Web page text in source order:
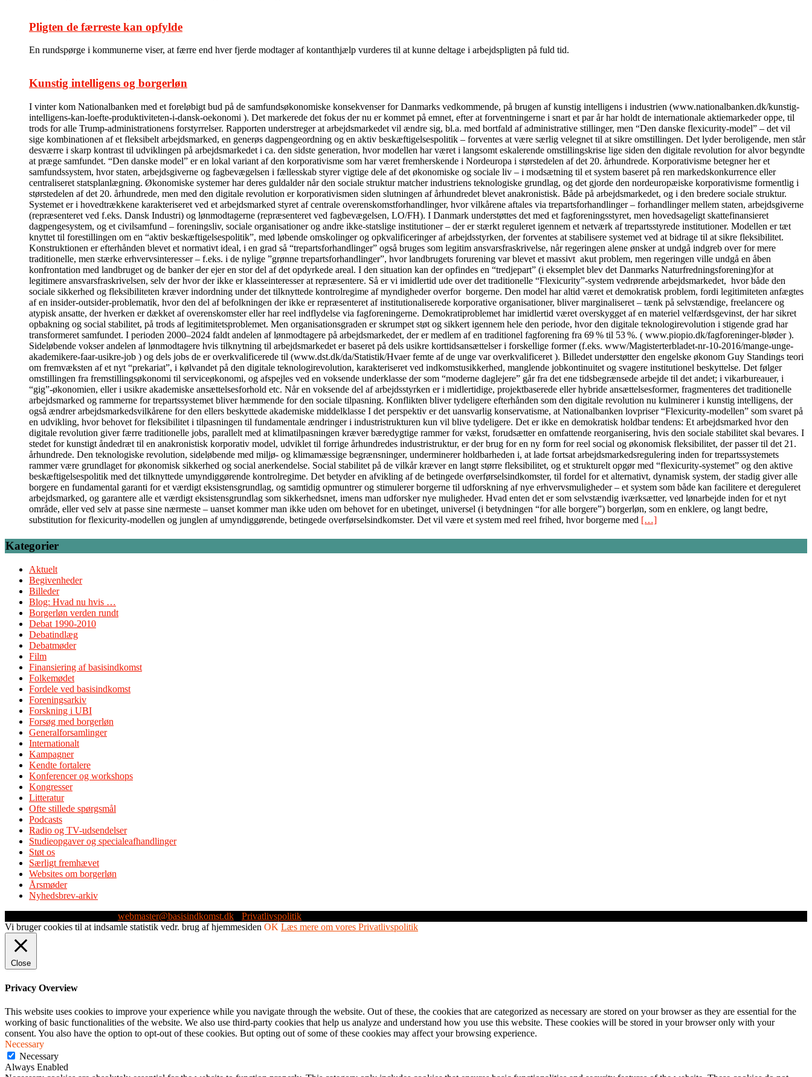
Pligten de færreste kan opfylde
En rundspørge i kommunerne viser, at færre end hver fjerde modtager af kontanthjælp vurderes til at kunne deltage i arbejdspligten på fuld tid.
Kunstig intelligens og borgerløn
I vinter kom Nationalbanken med et foreløbigt bud på de samfundsøkonomiske konsekvenser for Danmarks vedkommende, på brugen af kunstig intelligens i industrien (www.nationalbanken.dk/kunstig-
intelligens-kan-loefte-produktiviteten-i-dansk-oekonomi ). Det markerede det fokus der nu er kommet på emnet, efter at forventningerne i snart et par år har holdt de internationale aktiemarkeder oppe, til
trods for alle Trump-administrationens forstyrrelser. Rapporten understreger at arbejdsmarkedet vil ændre sig, bl.a. med bortfald af administrative stillinger, men “Den danske flexicurity-model” – det vil
sige kombinationen af et fleksibelt arbejdsmarked, en generøs dagpengeordning og en aktiv beskæftigelsespolitik – forventes at være særlig velegnet til at sikre omstillingen. Det lyder beroligende, men står
desværre i skarp kontrast til udviklingen på arbejdsmarkedet i ca. den sidste generation, hvor modellen har været i langsomt eskalerende omstillingskrise lige siden den digitale revolution for alvor begyndte
at præge samfundet. “Den danske model” er en lokal variant af den korporativisme som har været fremherskende i Nordeuropa i størstedelen af det 20. århundrede. Korporativisme betegner her et
samfundssystem, hvor staten, arbejdsgiverne og fagbevægelsen i fællesskab styrer vigtige dele af det økonomiske og sociale liv – i modsætning til et system baseret på ren markedskonkurrence eller
centraliseret statsplanlægning. Økonomiske systemer har deres guldalder når den sociale struktur matcher industriens teknologiske grundlag, og det gjorde den nordeuropæiske korporativisme formentlig i
størstedelen af det 20. århundrede, men med den digitale revolution er korporativismen siden slutningen af århundredet blevet anakronistisk. Både på arbejdsmarkedet, og i den bredere sociale struktur.
Systemet er i hovedtrækkene karakteriseret ved et arbejdsmarked styret af centrale overenskomstforhandlinger, hvor vilkårene aftales via trepartsforhandlinger – forhandlinger mellem staten, arbejdsgiverne
(repræsenteret ved f.eks. Dansk Industri) og lønmodtagerne (repræsenteret ved fagbevægelsen, LO/FH). I Danmark understøttes det med et fagforeningsstyret, men hovedsageligt skattefinansieret
dagpengesystem, og et civilsamfund – foreningsliv, sociale organisationer og andre ikke-statslige institutioner – der er stærkt reguleret igennem et netværk af trepartsstyrede institutioner. Modellen er tæt
knyttet til forestillingen om en “aktiv beskæftigelsespolitik”, med løbende omskolinger og opkvalificeringer af arbejdsstyrken, der forventes at stabilisere systemet ved at bidrage til at sikre fleksibilitet.
Konstruktionen er efterhånden blevet et normativt ideal, i en grad så “trepartsforhandlinger” også bruges som legitim ansvarsfraskrivelse, når regeringen alene ønsker at undgå indgreb over for mere
traditionelle, men stærke erhvervsinteresser – f.eks. i de nylige ”grønne trepartsforhandlinger”, hvor landbrugets forurening var blevet et massivt akut problem, men regeringen ville undgå en åben
konfrontation med landbruget og de banker der ejer en stor del af det opdyrkede areal. I den situation kan der opfindes en “tredjepart” (i eksemplet blev det Danmarks Naturfredningsforening)for at
legitimere ansvarsfraskrivelsen, selv der hvor der ikke er klasseinteresser at repræsentere. Så er vi imidlertid ude over det traditionelle “Flexicurity”-system vedrørende arbejdsmarkedet, hvor både den
sociale sikkerhed og fleksibiliteten kræver indordning under det tilknyttede kontrolregime af myndigheder overfor borgerne. Den model har altid været et demokratisk problem, fordi legitimiteten anfægtes
af en insider-outsider-problematik, hvor den del af befolkningen der ikke er repræsenteret af institutionaliserede korporative organisationer, bliver marginaliseret – tænk på selvstændige, freelancere og
atypisk ansatte, der hverken er dækket af overenskomster eller har reel indflydelse via fagforeningerne. Demokratiproblemet har imidlertid været overskygget af en materiel velfærdsgevinst, der har sikret
opbakning og social stabilitet, på trods af legitimitetsproblemet. Men organisationsgraden er skrumpet støt og sikkert igennem hele den periode, hvor den digitale teknologirevolution i stigende grad har
transformeret samfundet. I perioden 2000–2024 faldt andelen af lønmodtagere på arbejdsmarkedet, der er medlem af en traditionel fagforening fra 69 % til 53 %. ( www.piopio.dk/fagforeninger-bløder ).
Sideløbende vokser andelen af lønmodtagere hvis tilknytning til arbejdsmarkedet er baseret på dels usikre korttidsansættelser i forskellige former (f.eks. www/Magisterterbladet-nr-10-2016/mange-unge-
akademikere-faar-usikre-job ) og dels jobs de er overkvalificerede til (www.dst.dk/da/Statistik/Hvaer femte af de unge var overkvalificeret ). Billedet understøtter den engelske økonom Guy Standings teori
om fremvæksten af et nyt “prekariat”, i kølvandet på den digitale teknologirevolution, karakteriseret ved indkomstusikkerhed, manglende jobkontinuitet og svagere institutionel beskyttelse. Det følger
omstillingen fra fremstillingsøkonomi til serviceøkonomi, og afspejles ved en voksende underklasse der som “moderne daglejere” går fra det ene tidsbegrænsede arbejde til det andet; i vikarbureauer, i
“gig”-økonomien, eller i usikre akademiske ansættelsesforhold etc. Når en voksende del af arbejdsstyrken er i midlertidige, projektbaserede eller hybride ansættelsesformer, fragmenteres det traditionelle
arbejdsmarked og rammerne for trepartssystemet bliver hæmmende for den sociale tilpasning. Konflikten bliver tydeligere efterhånden som den digitale revolution nu kulminerer i kunstig intelligens, der
også ændrer arbejdsmarkedsvilkårene for den ellers beskyttede akademiske middelklasse I det perspektiv er det uansvarlig konservatisme, at Nationalbanken lovpriser “Flexicurity-modellen” som svaret på
en udvikling, hvor behovet for fleksibilitet i tilpasningen til fundamentale ændringer i industristrukturen kun vil blive tydeligere. Det er ikke en demokratisk holdbar tendens: Et arbejdsmarked hvor den
digitale revolution giver færre traditionelle jobs, parallelt med at klimatilpasningen kræver bæredygtige rammer for vækst, forudsætter en omfattende reorganisering, hvis den sociale stabilitet skal bevares. I
stedet for kunstigt åndedræt til en anakronistisk korporativ model, udviklet til forrige århundredes industristruktur, er der brug for en ny form for reel social og økonomisk fleksibilitet, der passer til det 21.
århundrede. Den teknologiske revolution, sideløbende med miljø- og klimamæssige begrænsninger, underminerer holdbarheden i, at lade fortsat arbejdsmarkedsregulering inden for trepartssystemets
rammer være grundlaget for økonomisk sikkerhed og social anerkendelse. Social stabilitet på de vilkår kræver en langt større fleksibilitet, og et strukturelt opgør med “flexicurity-systemet” og den aktive
beskæftigelsespolitik med det tilknyttede umyndiggørende kontrolregime. Det betyder en afvikling af de betingede overførselsindkomster, til fordel for et alternativt, dynamisk system, der stadig giver alle
borgere en fundamental garanti for et værdigt eksistensgrundlag, og samtidig opmuntrer og stimulerer borgerne til udforskning af nye erhvervsmuligheder – et system som både kan facilitere et dereguleret
arbejdsmarked, og garantere alle et værdigt eksistensgrundlag som sikkerhedsnet, imens man udforsker nye muligheder. Hvad enten det er som selvstændig iværksætter, ved lønarbejde inden for et nyt
område, eller ved selv at passe sine nærmeste – uanset kommer man ikke uden om behovet for en ubetinget, universel (i betydningen “for alle borgere”) borgerløn, som en enklere, og langt bedre,
substitution for flexicurity-modellen og junglen af umyndiggørende, betingede overførselsindkomster. Det vil være et system med reel frihed, hvor borgerne med […]
Kategorier
Aktuelt
Begivenheder
Billeder
Blog: Hvad nu hvis …
Borgerløn verden rundt
Debat 1990-2010
Debatindlæg
Debatmøder
Film
Finansiering af basisindkomst
Folkemødet
Fordele ved basisindkomst
Foreningsarkiv
Forskning i UBI
Forsøg med borgerløn
Generalforsamlinger
Internationalt
Kampagner
Kendte fortalere
Konferencer og workshops
Kongresser
Litteratur
Ofte stillede spørgsmål
Podcasts
Radio og TV-udsendelser
Studieopgaver og specialeafhandlinger
Støt os
Særligt fremhævet
Websites om borgerløn
Årsmøder
Nyhedsbrev-arkiv
webmaster@basisindkomst.dk
Privatlivspolitik
Vi bruger cookies til at indsamle statistik vedr. brug af hjemmesiden OK Læs mere om vores Privatlivspolitik
Close
Privacy Overview
This website uses cookies to improve your experience while you navigate through the website. Out of these, the cookies that are categorized as necessary are stored on your browser as they are essential for the
working of basic functionalities of the website. We also use third-party cookies that help us analyze and understand how you use this website. These cookies will be stored in your browser only with your
consent. You also have the option to opt-out of these cookies. But opting out of some of these cookies may affect your browsing experience.
Necessary
Necessary
Always Enabled